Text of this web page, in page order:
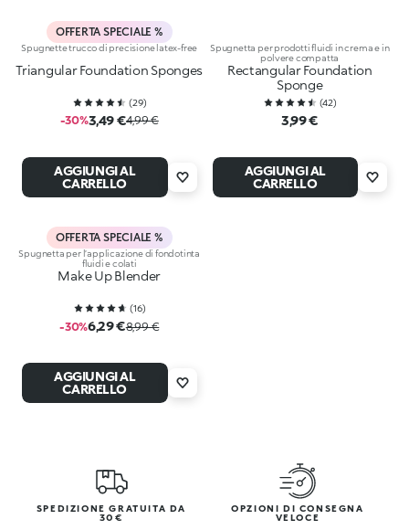
OFFERTA SPECIALE %
Spugnette trucco di precisione latex-free
Triangular Foundation Sponges
(29)
-30%3,49 €4,99 €
AGGIUNGI AL
CARRELLO
Spugnetta per prodotti fluidi in crema e in
polvere compatta
Rectangular Foundation
Sponge
(42)
3,99 €
AGGIUNGI AL
CARRELLO
OFFERTA SPECIALE %
Spugnetta per l’applicazione di fondotinta
fluidi e colati
Make Up Blender
(16)
-30%6,29 €8,99 €
AGGIUNGI AL
CARRELLO
SPEDIZIONE GRATUITA DA
30€
OPZIONI DI CONSEGNA
VELOCE